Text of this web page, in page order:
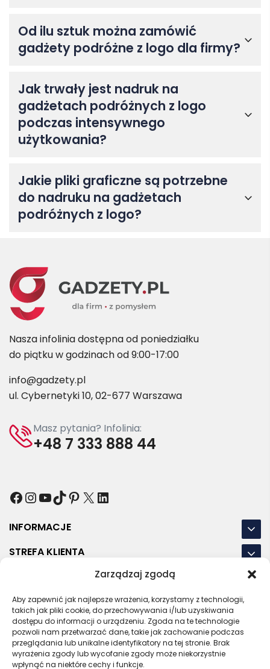
Zarządzaj zgodą
Aby zapewnić jak najlepsze wrażenia, korzystamy z technologii,
takich jak pliki cookie, do przechowywania i/lub uzyskiwania
dostępu do informacji o urządzeniu. Zgoda na te technologie
pozwoli nam przetwarzać dane, takie jak zachowanie podczas
przeglądania lub unikalne identyfikatory na tej stronie. Brak
wyrażenia zgody lub wycofanie zgody może niekorzystnie
wpłynąć na niektóre cechy i funkcje.
Od ilu sztuk można zamówić
gadżety podróżne z logo dla firmy?
Jak trwały jest nadruk na
gadżetach podróżnych z logo
podczas intensywnego
użytkowania?
Jakie pliki graficzne są potrzebne
do nadruku na gadżetach
podróżnych z logo?
Nasza infolinia dostępna od poniedziałku
do piątku w godzinach od 9:00-17:00
info@gadzety.pl
ul. Cybernetyki 10, 02-677 Warszawa
Masz pytania? Infolinia:
+48 7 333 888 44
Facebook
Instagram
YouTube
TikTok
Pinterest
X LinkedIn
INFORMACJE
STREFA KLIENTA
NASZE LOKALIZACJE
OSTATNIE POSTY
RODOREGULAMINPOLITYKA PRYWATNOŚCI